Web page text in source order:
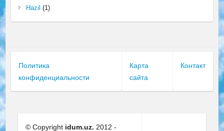
Hazil (1)
Политика
конфиденциальности
Карта
сайта
Контакт
© Copyright idum.uz. 2012 -